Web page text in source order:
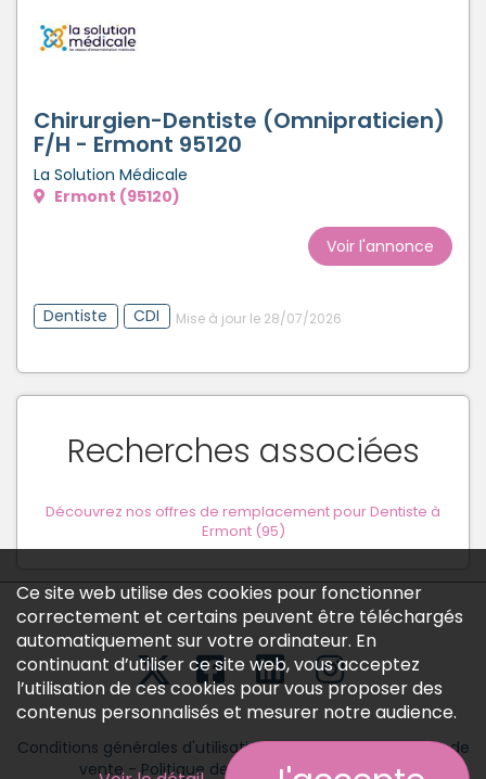
Chirurgien-Dentiste (Omnipraticien)
F/H - Ermont 95120
La Solution Médicale
Ermont (95120)
Voir l'annonce
Dentiste CDI Mise à jour le 28/07/2026
Recherches associées
Découvrez nos offres de remplacement pour Dentiste à
Ermont (95)
Conditions générales d'utilisation-Conditions générales de
vente -Politique des données personnelles
Ce site web utilise des cookies pour fonctionner
correctement et certains peuvent être téléchargés
automatiquement sur votre ordinateur. En
continuant d’utiliser ce site web, vous acceptez
l’utilisation de ces cookies pour vous proposer des
contenus personnalisés et mesurer notre audience.